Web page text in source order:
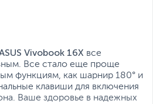
Отсутствует
Vivobook 16X все
Все стало еще проще
функциям, как шарнир 180° и
клавиши для включения
Ваше здоровье в надежных